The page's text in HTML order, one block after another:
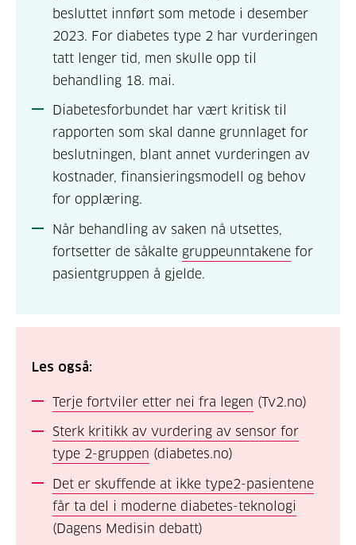
besluttet innført som metode i desember
2023. For diabetes type 2 har vurderingen
tatt lenger tid, men skulle opp til
behandling 18. mai.
Diabetesforbundet har vært kritisk til
rapporten som skal danne grunnlaget for
beslutningen, blant annet vurderingen av
kostnader, finansieringsmodell og behov
for opplæring.
Når behandling av saken nå utsettes,
fortsetter de såkalte gruppeunntakene for
pasientgruppen å gjelde.
Les også:
Terje fortviler etter nei fra legen (Tv2.no)
Sterk kritikk av vurdering av sensor for
type 2-gruppen (diabetes.no)
Det er skuffende at ikke type2-pasientene
får ta del i moderne diabetes-teknologi
(Dagens Medisin debatt)